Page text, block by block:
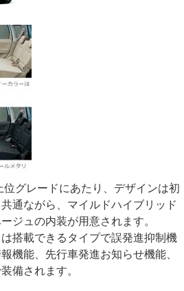
グレードにあたり、デザインは初
通ながら、マイルドハイブリッド
ジュの内装が用意されます。
搭載できるタイプで誤発進抑制機
機能、先行車発進お知らせ機能、
備されます。